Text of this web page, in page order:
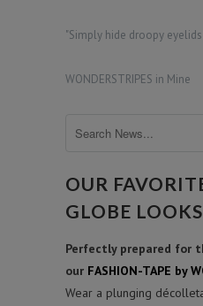
"Simply hide droopy
WONDERSTRIPES in Mine
OUR
GLOBE
Perfectly prepared for
our FASHION-TAPE by
Wear a plunging